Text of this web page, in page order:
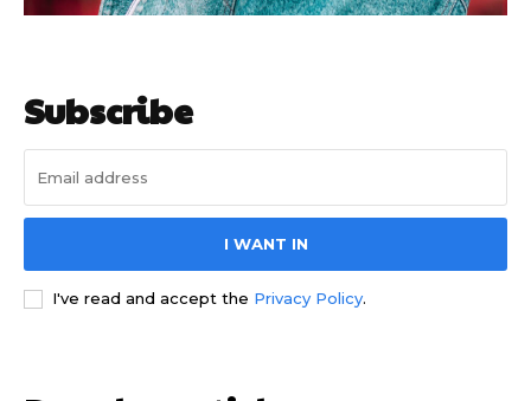
Subscribe
I WANT IN
I've read and accept the Privacy Policy.